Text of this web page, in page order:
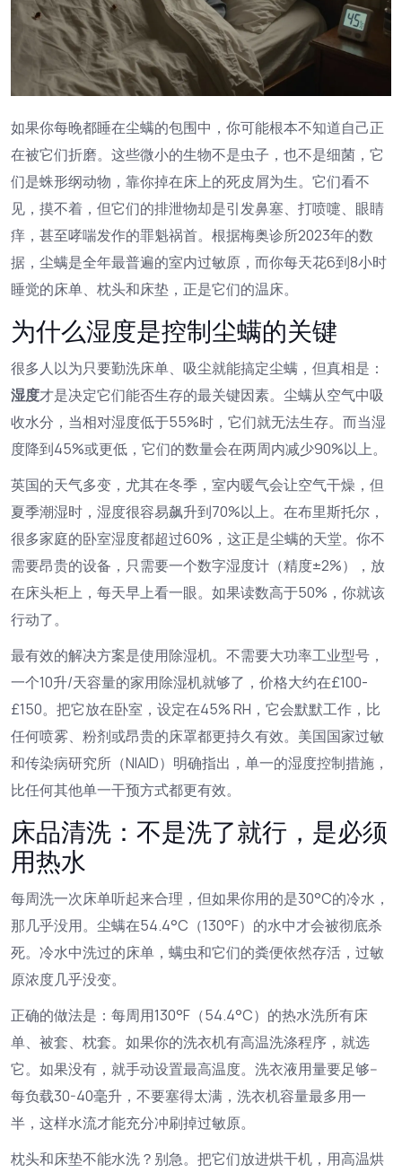
如果你每晚都睡在尘螨的包围中，你可能根本不知道自己正
在被它们折磨。这些微小的生物不是虫子，也不是细菌，它
们是蛛形纲动物，靠你掉在床上的死皮屑为生。它们看不
见，摸不着，但它们的排泄物却是引发鼻塞、打喷嚏、眼睛
痒，甚至哮喘发作的罪魁祸首。根据梅奥诊所2023年的数
据，尘螨是全年最普遍的室内过敏原，而你每天花6到8小时
睡觉的床单、枕头和床垫，正是它们的温床。
为什么湿度是控制尘螨的关键
很多人以为只要勤洗床单、吸尘就能搞定尘螨，但真相是：
湿度才是决定它们能否生存的最关键因素。尘螨从空气中吸
收水分，当相对湿度低于55%时，它们就无法生存。而当湿
度降到45%或更低，它们的数量会在两周内减少90%以上。
英国的天气多变，尤其在冬季，室内暖气会让空气干燥，但
夏季潮湿时，湿度很容易飙升到70%以上。在布里斯托尔，
很多家庭的卧室湿度都超过60%，这正是尘螨的天堂。你不
需要昂贵的设备，只需要一个数字湿度计（精度±2%），放
在床头柜上，每天早上看一眼。如果读数高于50%，你就该
行动了。
最有效的解决方案是使用除湿机。不需要大功率工业型号，
一个10升/天容量的家用除湿机就够了，价格大约在£100-
£150。把它放在卧室，设定在45% RH，它会默默工作，比
任何喷雾、粉剂或昂贵的床罩都更持久有效。美国国家过敏
和传染病研究所（NIAID）明确指出，单一的湿度控制措施，
比任何其他单一干预方式都更有效。
床品清洗：不是洗了就行，是必须
用热水
每周洗一次床单听起来合理，但如果你用的是30°C的冷水，
那几乎没用。尘螨在54.4°C（130°F）的水中才会被彻底杀
死。冷水中洗过的床单，螨虫和它们的粪便依然存活，过敏
原浓度几乎没变。
正确的做法是：每周用130°F（54.4°C）的热水洗所有床
单、被套、枕套。如果你的洗衣机有高温洗涤程序，就选
它。如果没有，就手动设置最高温度。洗衣液用量要足够--
每负载30-40毫升，不要塞得太满，洗衣机容量最多用一
半，这样水流才能充分冲刷掉过敏原。
枕头和床垫不能水洗？别急。把它们放进烘干机，用高温烘